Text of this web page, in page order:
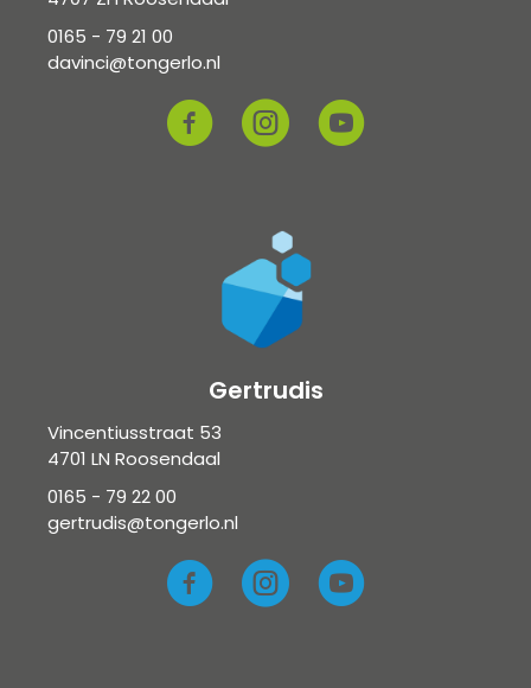
0165 - 79 21 00
davinci@tongerlo.nl
Gertrudis
Vincentiusstraat 53
4701 LN Roosendaal
0165 - 79 22 00
gertrudis@tongerlo.nl